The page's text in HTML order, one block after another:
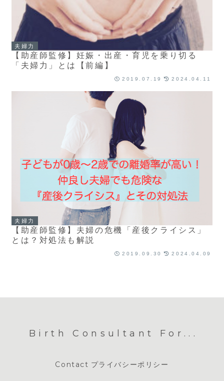
夫婦力
【助産師監修】妊娠・出産・育児を乗り切る
「夫婦力」とは【前編】
2019.07.19 2024.04.11
夫婦力
【助産師監修】夫婦の危機「産後クライシス」
とは？対処法も解説
2019.09.30 2024.04.09
Birth Consultant For...
Contact プライバシーポリシー